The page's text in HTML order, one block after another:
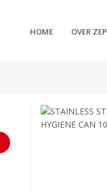
HOME OVER ZEP